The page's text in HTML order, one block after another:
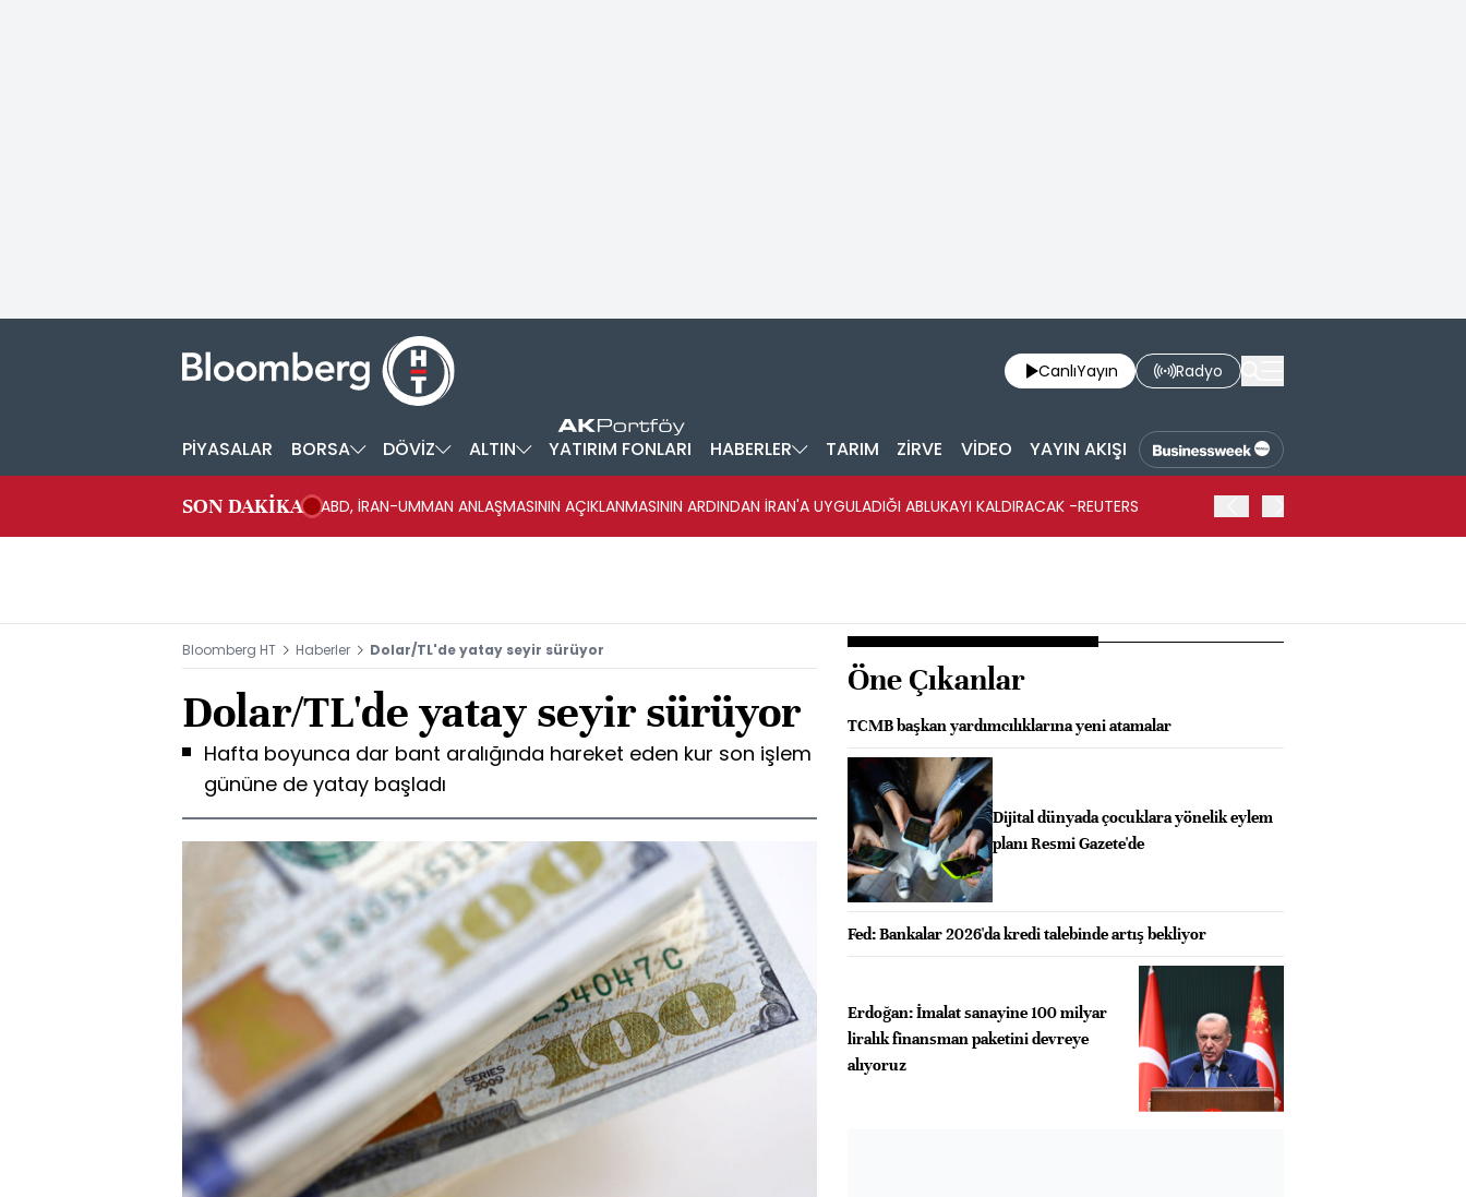
CanlıYayın Radyo
PİYASALAR BORSA DÖVİZ ALTIN YATIRIM FONLARI HABERLER TARIM ZİRVE VİDEO YAYIN AKIŞI
SON DAKİKA ABD, İRAN-UMMAN ANLAŞMASININ AÇIKLANMASININ ARDINDAN İRAN'A UYGULADIĞI ABLUKAYI KALDIRACAK -REUTERS
Bloomberg HT Haberler Dolar/TL'de yatay seyir sürüyor
Dolar/TL'de yatay seyir sürüyor
Hafta boyunca dar bant aralığında hareket eden kur son işlem
gününe de yatay başladı
Öne Çıkanlar
TCMB başkan yardımcılıklarına yeni atamalar
Dijital dünyada çocuklara yönelik eylem
planı Resmi Gazete'de
Fed: Bankalar 2026'da kredi talebinde artış bekliyor
Erdoğan: İmalat sanayine 100 milyar
liralık finansman paketini devreye
alıyoruz